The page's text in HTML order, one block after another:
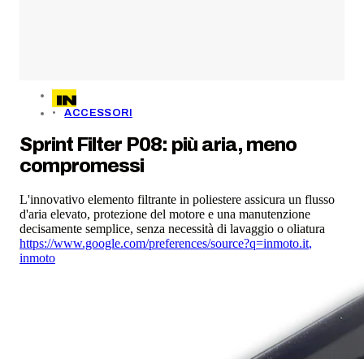
ACCESSORI
Sprint Filter P08: più aria, meno
compromessi
L'innovativo elemento filtrante in poliestere assicura un flusso
d'aria elevato, protezione del motore e una manutenzione
decisamente semplice, senza necessità di lavaggio o oliatura
https://www.google.com/preferences/source?q=inmoto.it,
inmoto